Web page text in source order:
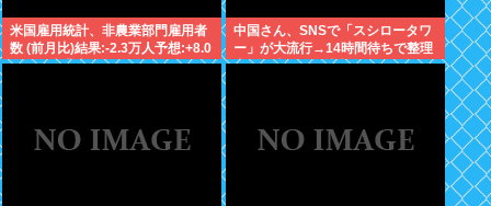
米国雇用統計、非農業部門雇用者
数 (前月比)結果:-2.3万人予想:+8.0
万人、失業率結果:+4.1%予
中国さん、SNSで「スシロータワ
ー」が大流行→14時間待ちで整理
券が転売される事態に…